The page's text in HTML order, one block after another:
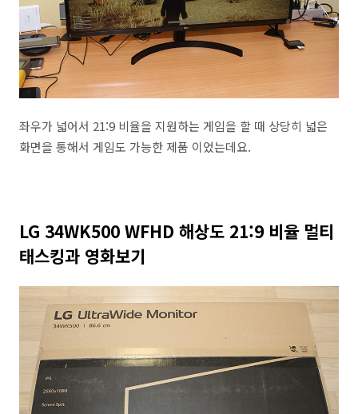
좌우가 넓어서 21:9 비율을 지원하는 게임을 할 때 상당히 넓은
화면을 통해서 게임도 가능한 제품 이었는데요.
LG 34WK500 WFHD 해상도 21:9 비율 멀티
태스킹과 영화보기